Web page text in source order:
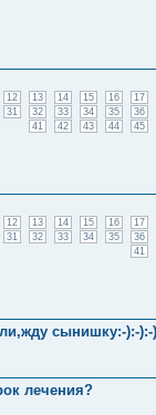
12 13 14 15 16
17
31 32 33 34 35
36
41
42 43 44 45
12 13 14 15 16
17
31 32 33 34 35
36
41
сынишку:-):-):-
лечения?